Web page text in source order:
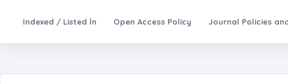
Indexed / Listed İn Open Access Policy Journal Policies